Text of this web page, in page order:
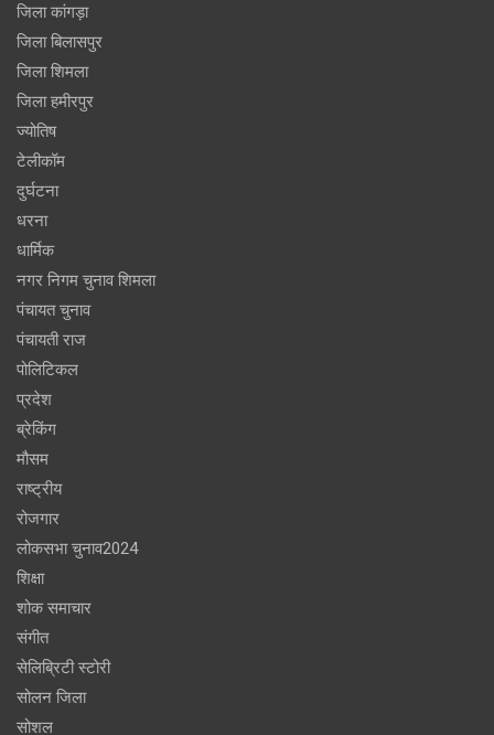
जिला कांगड़ा
जिला बिलासपुर
जिला शिमला
जिला हमीरपुर
ज्योतिष
टेलीकॉम
दुर्घटना
धरना
धार्मिक
नगर निगम चुनाव शिमला
पंचायत चुनाव
पंचायती राज
पोलिटिकल
प्रदेश
ब्रेकिंग
मौसम
राष्ट्रीय
रोजगार
लोकसभा चुनाव2024
शिक्षा
शोक समाचार
संगीत
सेलिब्रिटी स्टोरी
सोलन जिला
सोशल